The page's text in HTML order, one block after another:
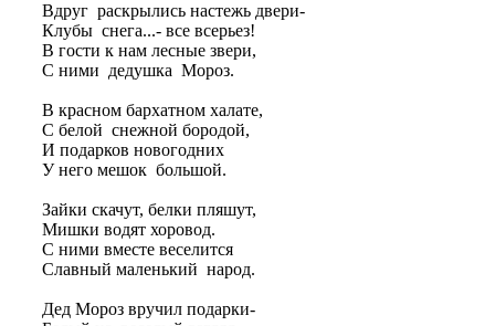
Вдруг раскрылись настежь двери-
Клубы снега...- все всерьез!
В гости к нам лесные звери,
С ними дедушка Мороз.
В красном бархатном халате,
С белой снежной бородой,
И подарков новогодних
У него мешок большой.
Зайки скачут, белки пляшут,
Мишки водят хоровод.
С ними вместе веселится
Славный маленький народ.
Дед Мороз вручил подарки-